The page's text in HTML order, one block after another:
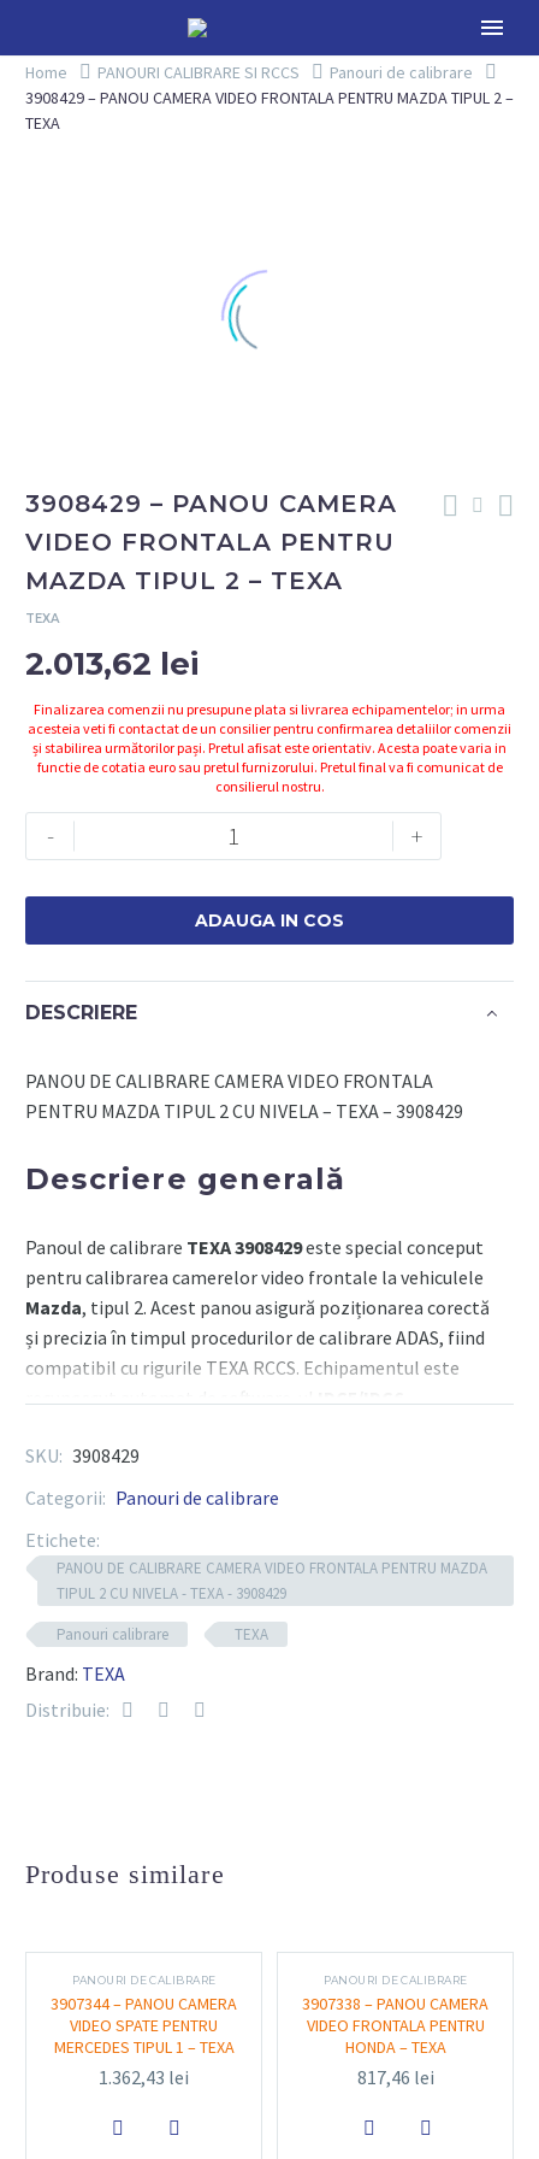
Home PANOURI CALIBRARE SI RCCS
Panouri de calibrare
3908429 – PANOU CAMERA VIDEO FRONTALA PENTRU MAZDA TIPUL 2 –
TEXA
3908429 – PANOU CAMERA
VIDEO FRONTALA PENTRU
MAZDA TIPUL 2 – TEXA
TEXA
2.013,62 lei
Finalizarea comenzii nu presupune plata si livrarea echipamentelor; in urma
acesteia veti fi contactat de un consilier pentru confirmarea detaliilor comenzii
și stabilirea următorilor pași. Pretul afisat este orientativ. Acesta poate varia in
functie de cotatia euro sau pretul furnizorului. Pretul final va fi comunicat de
consilierul nostru.
-
Cantitate
3908429
CAMERA
VIDEO
FRONTALA
MAZDA
TIPUL
TEXA
+
ADAUGA IN COS
DESCRIERE
PANOU DE CALIBRARE CAMERA VIDEO FRONTALA
PENTRU MAZDA TIPUL 2 CU NIVELA – TEXA – 3908429
Descriere generală
Panoul de calibrare TEXA 3908429este special conceput
pentru calibrarea camerelor video frontale la vehiculele
Mazda, tipul 2. Acest panou asigură poziționarea corectă
și precizia în timpul procedurilor de calibrare ADAS, fiind
compatibil cu rigurile TEXA RCCS. Echipamentul este
recunoscut automat de software-ulIDC5/IDC6,
producătorului Mazda.
Componente tehnice
Cod produs RX:3908429 – Panou calibrare cameră video
frontală Mazda tip 2
Compatibilitate:
camere frontale ADAS
Poziționare facilă
Nivelă integrată în panou asigură o instalare rapidă și
exactă, eliminând erorile de aliniere.
Se utilizează împreună cu rigurile TEXA RCCS 2 și RCCS 3,
SKU: 3908429
Categorii: Panouri de calibrare
Etichete:
PANOU DE CALIBRARE CAMERA VIDEO FRONTALA PENTRU MAZDA
TIPUL 2 CU NIVELA - TEXA - 3908429
Panouri calibrare
TEXA
Brand: TEXA
Distribuie:
Produse similare
PANOURI DE CALIBRARE
3907344 – PANOU CAMERA
VIDEO SPATE PENTRU
MERCEDES TIPUL 1 – TEXA
1.362,43 lei

PANOURI DE CALIBRARE
3907338 – PANOU CAMERA
VIDEO FRONTALA PENTRU
HONDA – TEXA
817,46 lei
